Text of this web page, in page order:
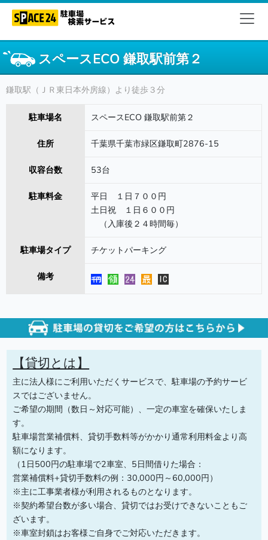
スペースECO 鎌取駅前第２
鎌取駅（ＪＲ東日本外房線）より徒歩３分
駐車場名 スペースECO 鎌取駅前第２
住所 千葉県千葉市緑区鎌取町2876-15
収容台数 53台
駐車料金
平日 １日７００円
土日祝 １日６００円
（入庫後２４時間毎）
駐車場タイプ チケットパーキング
備考
【貸切とは】
主に法人様にご利用いただくサービスで、駐車場の予約サービ
スではございません。
ご希望の期間（数日～対応可能）、一定の車室を確保いたしま
す。
駐車場営業補償料、貸切手数料等がかかり通常利用料金より高
額になります。
（1日500円の駐車場で2車室、5日間借りた場合：
営業補償料+貸切手数料の例：30,000円～60,000円）
※主に工事業者様が利用されるものとなります。
※契約希望台数が多い場合、貸切ではお受けできないこともご
ざいます。
※車室封鎖はお客様ご自身でご対応いただきます。